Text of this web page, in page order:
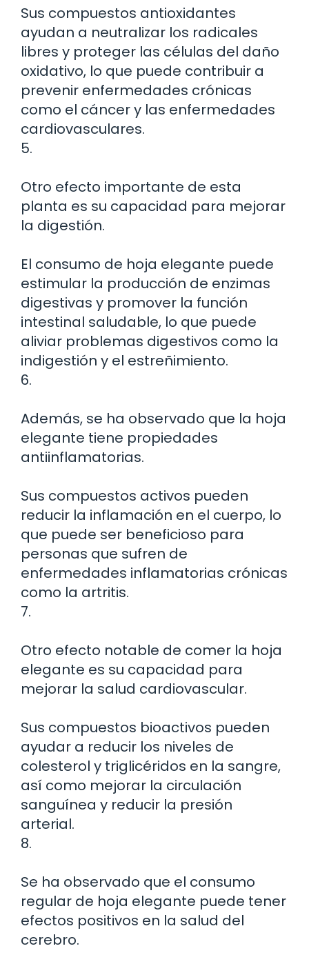
Sus compuestos antioxidantes
ayudan a neutralizar los radicales
libres y proteger las células del daño
oxidativo, lo que puede contribuir a
prevenir enfermedades crónicas
como el cáncer y las enfermedades
cardiovasculares.
5.
Otro efecto importante de esta
planta es su capacidad para mejorar
la digestión.
El consumo de hoja elegante puede
estimular la producción de enzimas
digestivas y promover la función
intestinal saludable, lo que puede
aliviar problemas digestivos como la
indigestión y el estreñimiento.
6.
Además, se ha observado que la hoja
elegante tiene propiedades
antiinflamatorias.
Sus compuestos activos pueden
reducir la inflamación en el cuerpo, lo
que puede ser beneficioso para
personas que sufren de
enfermedades inflamatorias crónicas
como la artritis.
7.
Otro efecto notable de comer la hoja
elegante es su capacidad para
mejorar la salud cardiovascular.
Sus compuestos bioactivos pueden
ayudar a reducir los niveles de
colesterol y triglicéridos en la sangre,
así como mejorar la circulación
sanguínea y reducir la presión
arterial.
8.
Se ha observado que el consumo
regular de hoja elegante puede tener
efectos positivos en la salud del
cerebro.